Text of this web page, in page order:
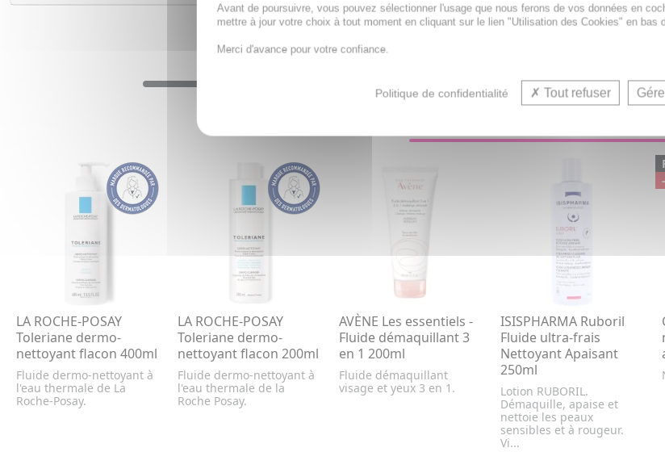
Fluide
VOUS AIMEREZ AUSSI...
LA ROCHE-POSAY
Toleriane dermo-
nettoyant flacon 400ml
Fluide dermo-nettoyant à
l'eau thermale de La
Roche-Posay.
LA ROCHE-POSAY
Toleriane dermo-
nettoyant flacon 200ml
Fluide dermo-nettoyant à
l'eau thermale de la
Roche Posay.
AVÈNE Les essentiels -
Fluide démaquillant 3
en 1 200ml
Fluide démaquillant
visage et yeux 3 en 1.
ISISPHARMA Ruboril
Fluide ultra-frais
Nettoyant Apaisant
250ml
Lotion RUBORIL.
Démaquille, apaise et
nettoie les peaux
sensibles et à rougeur.
Vi...
Avant de poursuivre, vous pouvez sélectionner l'usage que nous ferons de vos données en
mettre à jour votre choix à tout moment en cliquant sur le lien "Utilisation des Cookies" en bas
Merci d'avance pour votre confiance.
Politique de confidentialité Tout refuser